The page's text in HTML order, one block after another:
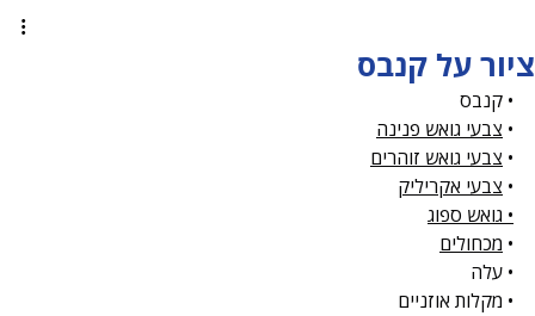
ציור על קנבס
• קנבס
• צבעי גואש פנינה
• צבעי גואש זוהרים
• צבעי אקריליק
• גואש ספוג
• מכחולים
• עלה
• מקלות אוזניים